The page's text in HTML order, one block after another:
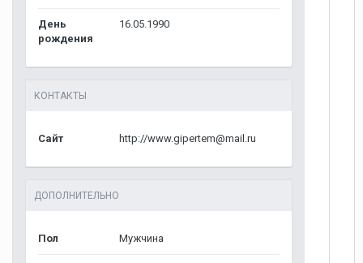
День
рождения
16.05.1990
КОНТАКТЫ
Сайт http://www.gipertem@mail.ru
ДОПОЛНИТЕЛЬНО
Пол Мужчина